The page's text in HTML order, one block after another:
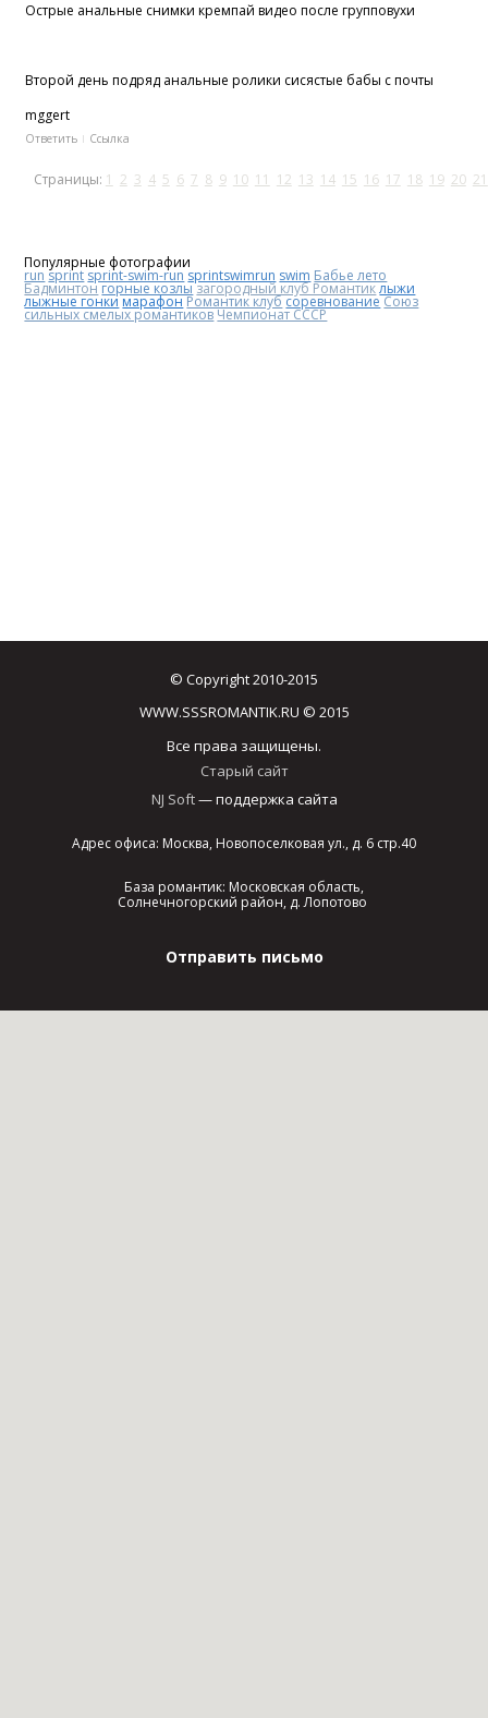
Острые анальные снимки кремпай видео после групповухи
Второй день подряд анальные ролики сисястые бабы с почты
mggert
Ответить Ссылка
Страницы: 1 2 3 4 5 6 7 8 9 10 11 12 13 14 15 16 17 18 19 20 21
Популярные фотографии
run sprint sprint-swim-run sprintswimrun swim Бабье лето
Бадминтонгорные козлы загородный клуб Романтиклыжи
лыжные гонки марафонРомантик клубсоревнованиеСоюз
сильных смелых романтиковЧемпионат СССР
© Copyright 2010-2015
WWW.SSSROMANTIK.RU © 2015
Все права защищены.
Старый сайт
NJ Soft— поддержка сайта
Адрес офиса: Москва, Новопоселковая ул., д. 6 стр.40
База романтик: Московская область,
Солнечногорский район, д. Лопотово
Отправить письмо